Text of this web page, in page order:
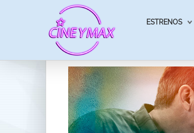
ESTRENOS